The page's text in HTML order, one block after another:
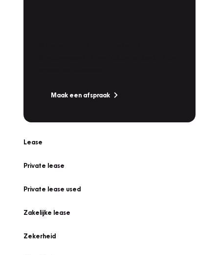
Maak een afspraak
Lease
Private lease
Private lease used
Zakelijke lease
Zekerheid